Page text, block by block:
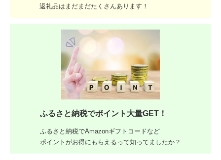
返礼品はまだまだたくさんあります！
ふるさと納税でポイント大量GET！
ふるさと納税でAmazonギフトコードなど
ポイントがお得にもらえるって知ってましたか？